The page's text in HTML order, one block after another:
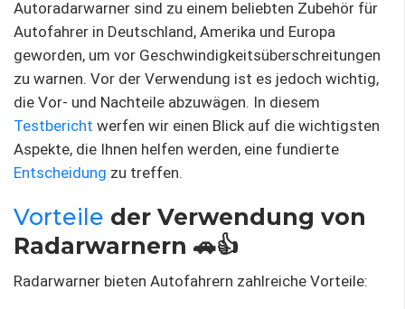
Autoradarwarner sind zu einem beliebten Zubehör für
Autofahrer in Deutschland, Amerika und Europa
geworden, um vor Geschwindigkeitsüberschreitungen
zu warnen. Vor der Verwendung ist es jedoch wichtig,
die Vor- und Nachteile abzuwägen. In diesem
Testbericht werfen wir einen Blick auf die wichtigsten
Aspekte, die Ihnen helfen werden, eine fundierte
Entscheidung zu treffen.
Vorteile der Verwendung von
Radarwarnern 🚗👍
Radarwarner bieten Autofahrern zahlreiche Vorteile: